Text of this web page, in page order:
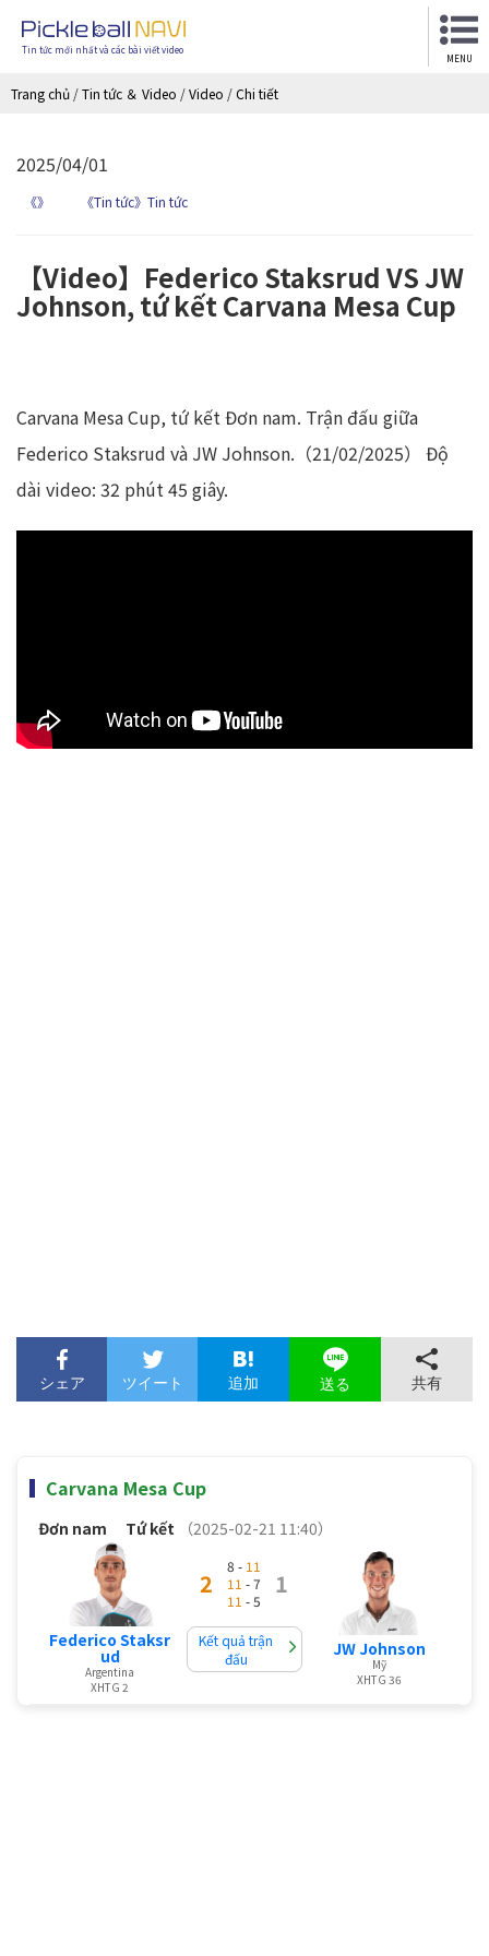
Tin tức mới nhất và các bài viết video
MENU
Trang chủ /Tin tức ＆ Video /Video /Chi tiết
2025/04/01
《》 《Tin tức》Tin tức
【Video】Federico Staksrud VS JW
Johnson, tứ kết Carvana Mesa Cup
Carvana Mesa Cup, tứ kết Đơn nam. Trận đấu giữa
Federico Staksrud và JW Johnson.（21/02/2025） Độ
dài video: 32 phút 45 giây.
シェア ツイート 追加 送る 共有
Carvana Mesa Cup
Đơn nam Tứ kết （2025-02-21 11:40）
Federico Staksr
ud
Argentina
XHTG 2
2
8 - 11
11 - 7
11 - 5
1
Kết quả trận
đấu
JW Johnson
Mỹ
XHTG 36